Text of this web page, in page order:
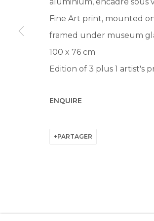
Manage cookies
© 2022 LES FILLES DU CALVAIRE
Fine Art print, mounted
framed under museum
100 x 76 cm
Edition of 3 plus 1 artist's
ENQUIRE
PARTAGER